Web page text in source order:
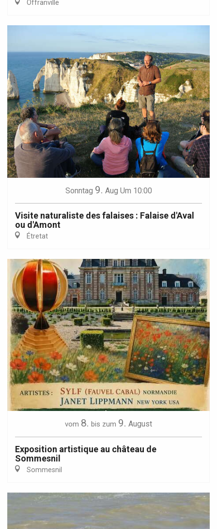
Offranville
Sonntag 9. Aug Um 10:00
Visite naturaliste des falaises : Falaise d'Aval
ou d'Amont
Étretat
vom 8. bis zum 9. August
Exposition artistique au château de
Sommesnil
Sommesnil